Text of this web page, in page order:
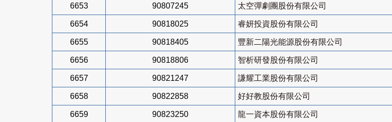
6653 90807245 太空彈劇團股份有限公司
6654 90818025 睿妍投資股份有限公司
6655 90818405 豐新二陽光能源股份有限公司
6656 90818806 智析研發股份有限公司
6657 90821247 謙耀工業股份有限公司
6658 90822858 好好教股份有限公司
6659 90823250 龍一資本股份有限公司